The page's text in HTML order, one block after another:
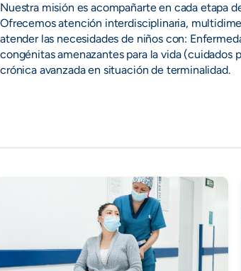
Nuestra misión es acompañarte en cada etapa
Ofrecemos atención interdisciplinaria,
atender las necesidades de niños con:
congénitas amenazantes para la vida (cuidados
crónica avanzada en situación de terminalidad.